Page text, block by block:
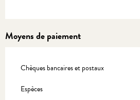
Moyens de paiement
Chèques bancaires et postaux
Espèces